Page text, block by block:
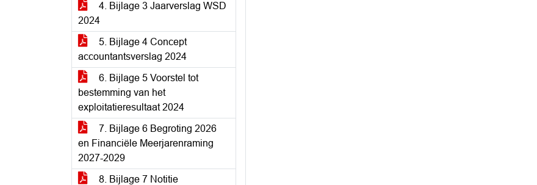
4. Bijlage 3 Jaarverslag WSD
2024
5. Bijlage 4 Concept
accountantsverslag 2024
6. Bijlage 5 Voorstel tot
bestemming van het
exploitatieresultaat 2024
7. Bijlage 6 Begroting 2026
en Financiële Meerjarenraming
2027-2029
8. Bijlage 7 Notitie